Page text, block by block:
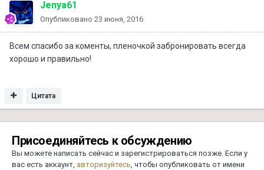
Jenya61
Опубликовано 23 июня, 2016
Всем спасибо за коменты, пленочкой забронировать всегда
хорошо и правильно!
Цитата
Присоединяйтесь к обсуждению
Вы можете написать сейчас и зарегистрироваться позже. Если у
вас есть аккаунт, авторизуйтесь , чтобы опубликовать от имени